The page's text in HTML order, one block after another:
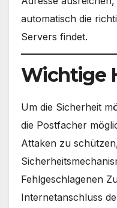
automatisch die
Servers findet.
Wichtige
Um die Sicherheit
die Postfacher
Attaken zu
Fehlgeschlagenen
Internetanschluss